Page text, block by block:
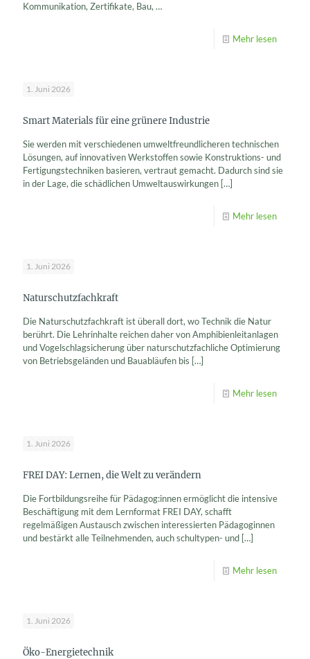
Kommunikation, Zertifikate, Bau, …
Mehr lesen
1. Juni 2026
Smart Materials für eine grünere Industrie
Sie werden mit verschiedenen umweltfreundlicheren technischen
Lösungen, auf innovativen Werkstoffen sowie Konstruktions- und
Fertigungstechniken basieren, vertraut gemacht. Dadurch sind sie
in der Lage, die schädlichen Umweltauswirkungen […]
Mehr lesen
1. Juni 2026
Naturschutzfachkraft
Die Naturschutzfachkraft ist überall dort, wo Technik die Natur
berührt. Die Lehrinhalte reichen daher von Amphibienleitanlagen
und Vogelschlagsicherung über naturschutzfachliche Optimierung
von Betriebsgeländen und Bauabläufen bis […]
Mehr lesen
1. Juni 2026
FREI DAY: Lernen, die Welt zu verändern
Die Fortbildungsreihe für Pädagog:innen ermöglicht die intensive
Beschäftigung mit dem Lernformat FREI DAY, schafft
regelmäßigen Austausch zwischen interessierten Pädagoginnen
und bestärkt alle Teilnehmenden, auch schultypen- und […]
Mehr lesen
1. Juni 2026
Öko-Energietechnik